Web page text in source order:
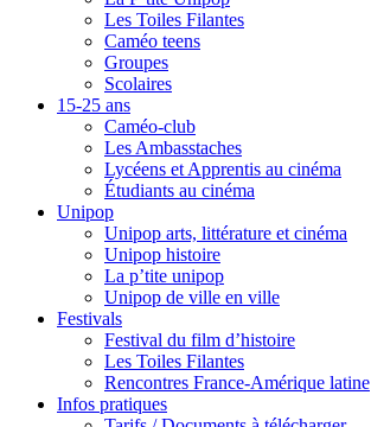
Les Toiles Filantes
Caméo teens
Groupes
Scolaires
15-25 ans
Caméo-club
Les Ambasstaches
Lycéens et Apprentis au cinéma
Étudiants au cinéma
Unipop
Unipop arts, littérature et cinéma
Unipop histoire
La p’tite unipop
Unipop de ville en ville
Festivals
Festival du film d’histoire
Les Toiles Filantes
Rencontres France-Amérique latine
Infos pratiques